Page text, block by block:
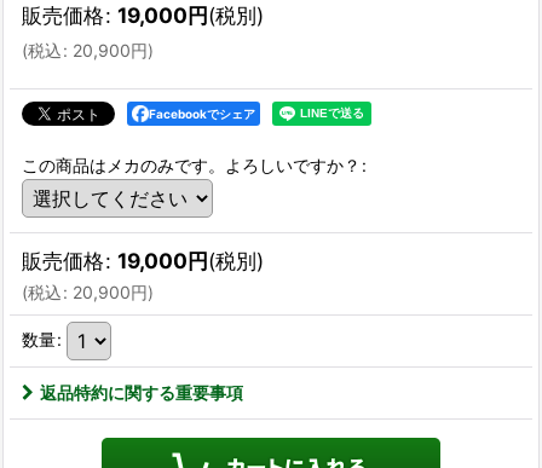
販売価格: 19,000円(税別)
(税込: 20,900円)
Facebookでシェア
この商品はメカのみです。よろしいですか？ :
販売価格: 19,000円(税別)
(税込: 20,900円)
数量:
返品特約に関する重要事項